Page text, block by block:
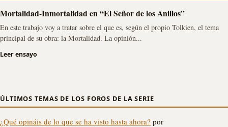
Mortalidad-Inmortalidad en “El Señor de los Anillos”
En este trabajo voy a tratar sobre el que es, según el propio Tolkien, el tema
principal de su obra: la Mortalidad. La opinión...
Leer ensayo
ÚLTIMOS TEMAS DE LOS FOROS DE LA SERIE
¿Qué opináis de lo que se ha visto hasta ahora? por